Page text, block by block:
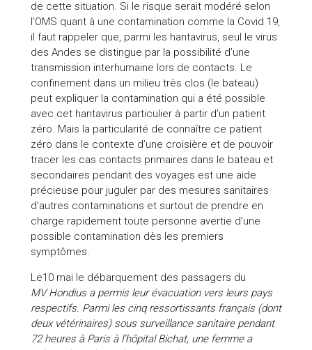
de cette situation. Si le risque serait modéré selon
l’OMS quant à une contamination comme la Covid 19,
il faut rappeler que, parmi les hantavirus, seul le virus
des Andes se distingue par la possibilité d’une
transmission interhumaine lors de contacts. Le
confinement dans un milieu très clos (le bateau)
peut expliquer la contamination qui a été possible
avec cet hantavirus particulier à partir d’un patient
zéro. Mais la particularité de connaître ce patient
zéro dans le contexte d’une croisière et de pouvoir
tracer les cas contacts primaires dans le bateau et
secondaires pendant des voyages est une aide
précieuse pour juguler par des mesures sanitaires
d’autres contaminations et surtout de prendre en
charge rapidement toute personne avertie d’une
possible contamination dès les premiers
symptômes.
Le10 mai le débarquement des passagers du
MV Hondius a permis leur évacuation vers leurs pays
respectifs. Parmi les cinq ressortissants français (dont
deux vétérinaires) sous surveillance sanitaire pendant
72 heures à Paris à l’hôpital Bichat, une femme a